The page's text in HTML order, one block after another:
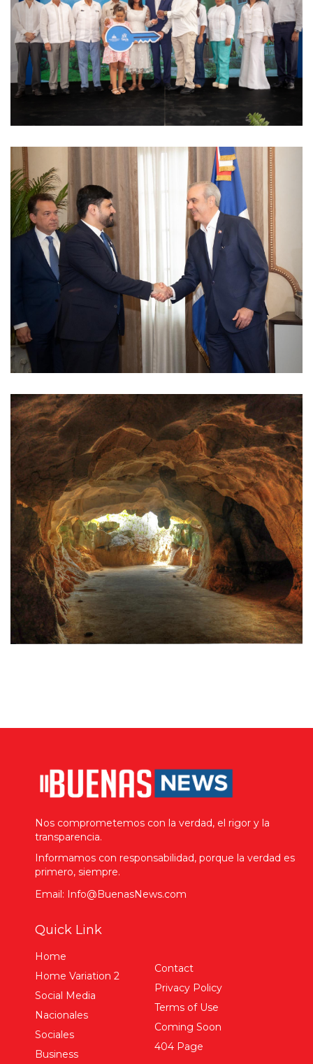
Nos comprometemos con la verdad, el rigor y la
transparencia.
Informamos con responsabilidad, porque la verdad es
primero, siempre.
Email: Info@BuenasNews.com
Quick Link
Home
Home Variation 2
Social Media
Nacionales
Sociales
Business
Contact
Privacy Policy
Terms of Use
Coming Soon
404 Page